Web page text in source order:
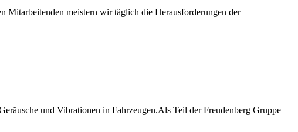
Mitarbeitenden meistern wir täglich die Herausforderungen der
und Vibrationen in Fahrzeugen.Als Teil der Freudenberg Gruppe